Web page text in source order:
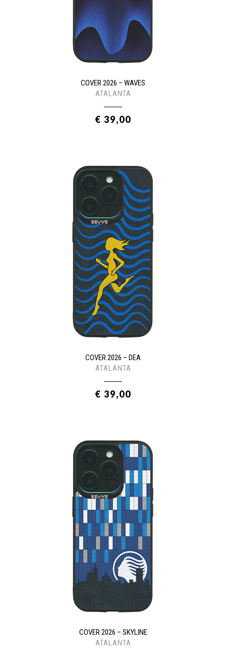
COVER 2026 – WAVES
ATALANTA
€ 39,00
COVER 2026 – DEA
ATALANTA
€ 39,00
COVER 2026 – SKYLINE
ATALANTA